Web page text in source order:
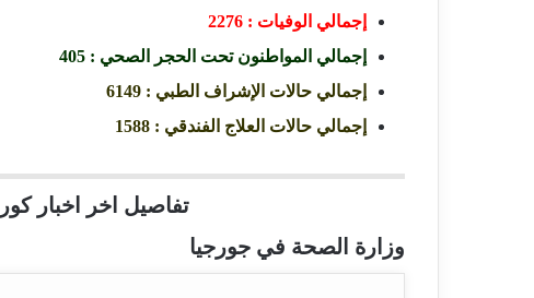
إجمالي الوفيات : 2276
إجمالي المواطنون تحت الحجر الصحي : 405
إجمالي حالات الإشراف الطبي : 6149
إجمالي حالات العلاج الفندقي : 1588
تفاصيل اخر اخبار
وزارة الصحة في جورجيا